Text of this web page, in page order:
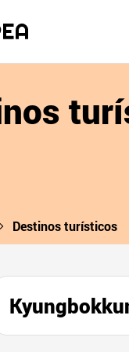
Destinos turísticos